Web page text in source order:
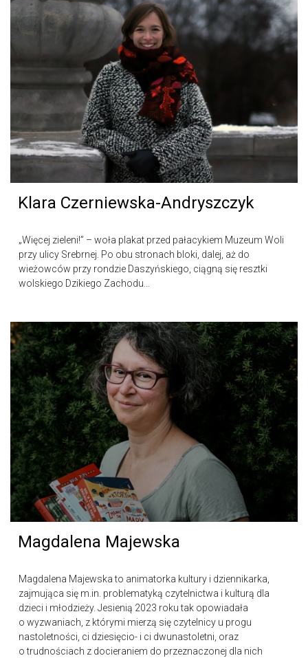
Klara Czerniewska-Andryszczyk
„Więcej zieleni!” – woła plakat przed pałacykiem Muzeum Woli
przy ulicy Srebrnej. Po obu stronach bloki, dalej, aż do
wieżowców przy rondzie Daszyńskiego, ciągną się resztki
wolskiego Dzikiego Zachodu…
Magdalena Majewska
Magdalena Majewska to animatorka kultury i dziennikarka,
zajmująca się m.in. problematyką czytelnictwa i kulturą dla
dzieci i młodzieży. Jesienią 2023 roku tak opowiadała
o wyzwaniach, z którymi mierzą się czytelnicy u progu
nastoletności, ci dziesięcio- i ci dwunastoletni, oraz
o trudnościach z docieraniem do przeznaczonej dla nich